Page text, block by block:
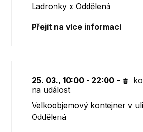
Ladronky x Oddělená
Přejít na více informací
25. 03., 10:00 - 22:00 -
na událost
Velkoobjemový kontejner v
Oddělená